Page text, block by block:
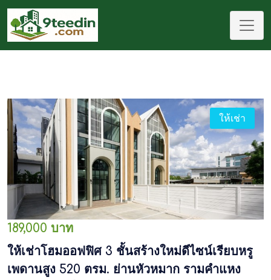
ให้เช่า
189,000 บาท
ให้เช่าโฮมออฟฟิศ 3 ชั้นสร้างใหม่ดีไซน์เรียบหรู
เพดานสูง 520 ตรม. ย่านหัวหมาก รามคำแหง